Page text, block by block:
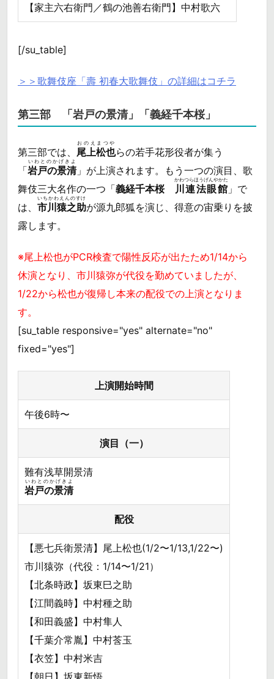
【家主六右衛門／鶴の池善右衛門】中村歌六
[/su_table]
＞＞歌舞伎座「壽 初春大歌舞伎」の詳細はコチラ
第三部 「岩戸の景清」「義経千本桜」
第三部では、 尾上松也
おのえまつや
らの若手花形役者が集う
「岩戸の景清
いわとのかげきよ
」が上演されます。もう一つの演目、歌
舞伎三大名作の一つ「義経千本桜 川連法眼館
かわつらほうげんやかた
」で
は、 市川猿之助
いちかわえんのすけ
が源九郎狐を演じ、得意の宙乗りを披
露します。
※尾上松也がPCR検査で陽性反応が出たため1/14から
休演となり、市川猿弥が代役を勤めていましたが、
1/22から松也が復帰し本来の配役での上演となりま
す。
[su_table responsive="yes" alternate="no"
fixed="yes"]
上演開始時間
午後6時〜
演目（一）
難有浅草開景清
岩戸の景清
いわとのかげきよ
配役
【悪七兵衛景清】尾上松也(1/2〜1/13,1/22〜)
市川猿弥（代役：1/14〜1/21）
【北条時政】坂東巳之助
【江間義時】中村種之助
【和田義盛】中村隼人
【千葉介常胤】中村莟玉
【衣笠】中村米吉
【朝日】坂東新悟